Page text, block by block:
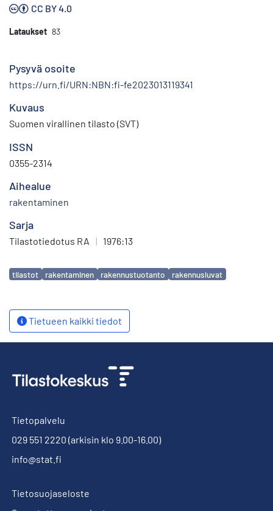
CC BY 4.0
Lataukset 83
Pysyvä osoite
https://urn.fi/URN:NBN:fi-fe2023013119341
Kuvaus
Suomen virallinen tilasto (SVT)
ISSN
0355-2314
Aihealue
rakentaminen
Sarja
Tilastotiedotus RA | 1976:13
Avainsanat
tilastot rakentaminen rakennustuotanto rakennusluvat
Tietueen kaikki tiedot
Tietopalvelu
029 551 2220 (arkisin klo 9.00-16.00)
info@stat.fi
Tietosuojaseloste